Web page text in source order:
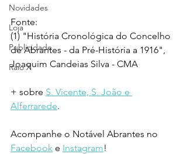
Novidades
Loja
Publicidade
Raio X
Fonte:
(1) "História Cronológica do Concelho
de Abrantes - da Pré-História a 1916",
Joaquim Candeias Silva - CMA
+ sobre S. Vicente, S. João e
Alferrarede.
Acompanhe o Notável Abrantes no
Facebook e Instagram!